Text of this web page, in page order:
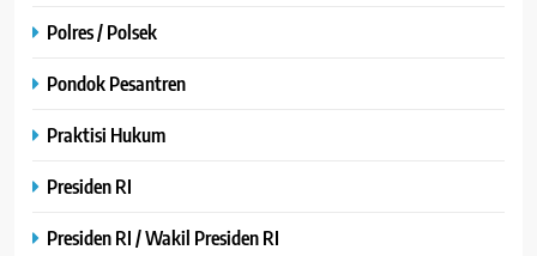
Polres / Polsek
Pondok Pesantren
Praktisi Hukum
Presiden RI
Presiden RI / Wakil Presiden RI